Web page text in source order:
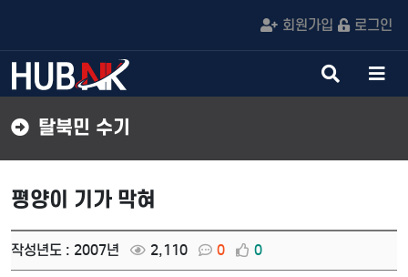
회원가입 로그인
검
색
메
뉴
탈북민 수기
평양이 기가 막혀
작성년도 : 2007년 2,110 0 0